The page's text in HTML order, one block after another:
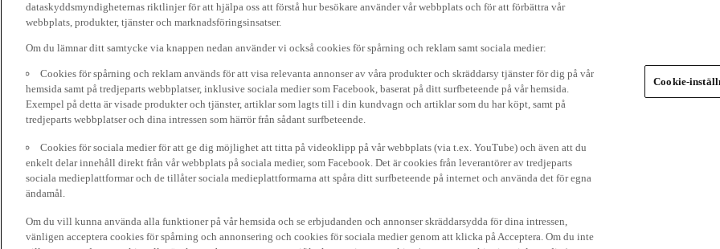
dataskyddsmyndigheternas riktlinjer för att hjälpa oss att förstå hur besökare använder vår webbplats och för att förbättra vår
webbplats, produkter, tjänster och marknadsföringsinsatser.
Om du lämnar ditt samtycke via knappen nedan använder vi också cookies för spårning och reklam samt sociala medier:
Cookies för spårning och reklam används för att visa relevanta annonser av våra produkter och skräddarsy tjänster för dig på vår
hemsida samt på tredjeparts webbplatser, inklusive sociala medier som Facebook, baserat på ditt surfbeteende på vår hemsida.
Exempel på detta är visade produkter och tjänster, artiklar som lagts till i din kundvagn och artiklar som du har köpt, samt på
tredjeparts webbplatser och dina intressen som härrör från sådant surfbeteende.
Cookies för sociala medier för att ge dig möjlighet att titta på videoklipp på vår webbplats (via t.ex. YouTube) och även att du
enkelt delar innehåll direkt från vår webbplats på sociala medier, som Facebook. Det är cookies från leverantörer av tredjeparts
sociala medieplattformar och de tillåter sociala medieplattformarna att spåra ditt surfbeteende på internet och använda det för egna
ändamål.
Om du vill kunna använda alla funktioner på vår hemsida och se erbjudanden och annonser skräddarsydda för dina intressen,
vänligen acceptera cookies för spårning och annonsering och cookies för sociala medier genom att klicka på Acceptera. Om du inte
Cookie-